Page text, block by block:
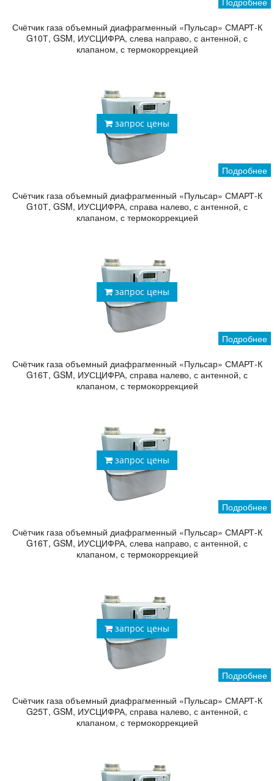
Счётчик газа объемный диафрагменный «Пульсар» СМАРТ-К
G10Т, GSM, ИУСЦИФРА, слева направо, с антенной, с
клапаном, с термокоррекцией
запрос цены
Подробнее
Счётчик газа объемный диафрагменный «Пульсар» СМАРТ-К
G10Т, GSM, ИУСЦИФРА, справа налево, с антенной, с
клапаном, с термокоррекцией
запрос цены
Подробнее
Счётчик газа объемный диафрагменный «Пульсар» СМАРТ-К
G16Т, GSM, ИУСЦИФРА, справа налево, с антенной, с
клапаном, с термокоррекцией
запрос цены
Подробнее
Счётчик газа объемный диафрагменный «Пульсар» СМАРТ-К
G16Т, GSM, ИУСЦИФРА, слева направо, с антенной, с
клапаном, с термокоррекцией
запрос цены
Подробнее
Счётчик газа объемный диафрагменный «Пульсар» СМАРТ-К
G25Т, GSM, ИУСЦИФРА, справа налево, с антенной, с
клапаном, с термокоррекцией